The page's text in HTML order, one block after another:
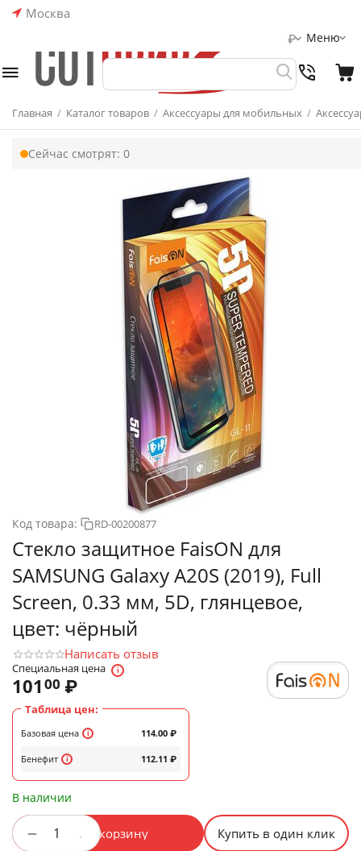
Москва
Меню
₽
Главная / Каталог товаров / Аксессуары для мобильных /
Сейчас смотрят: 0
Код товара: RD-00200877
Стекло защитное FaisON для
SAMSUNG Galaxy A20S (2019), Full
Screen, 0.33 мм, 5D, глянцевое,
цвет: чёрный
Написать отзыв
Специальная цена
101 00 ₽
Таблица цен:
Базовая цена
Бенефит
114.00 ₽
112.11 ₽
В наличии
+
− В корзину
Купить в один клик